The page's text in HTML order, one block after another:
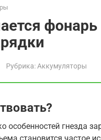
Рубрика: Аккумуляторы
особенностей гнезда